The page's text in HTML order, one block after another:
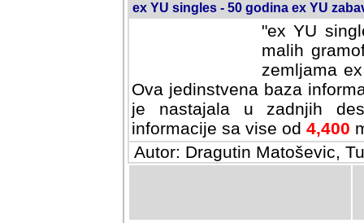
ex YU singles - 50 godina ex YU
"ex YU
malih
zemljama
Ova jedinstvena baza
je nastajala u zadnjih
informacije sa vise od 4,400
Autor: Dragutin Matoševic,